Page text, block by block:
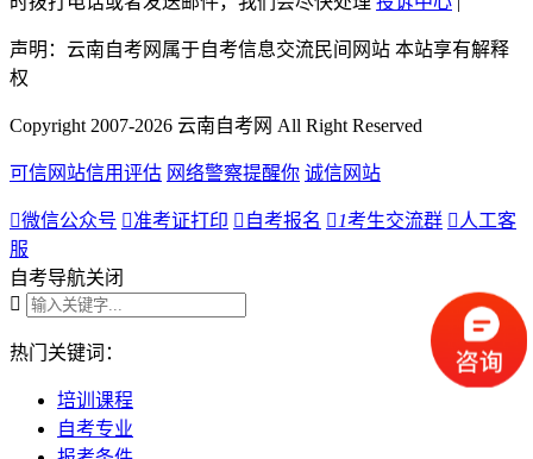
声明：云南自考网属于自考信息交流民间网站 本站享有解释
权
Copyright 2007-2026 云南自考网 All Right Reserved
可信网站信用评估 网络警察提醒你 诚信网站
微信公众号 准考证打印  自考报名  1考生交流群  人工客
服
自考导航关闭

热门关键词：
培训课程
自考专业